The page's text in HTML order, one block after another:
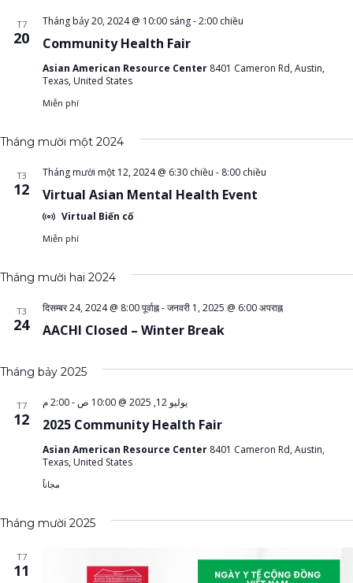
T7
20 Community Health Fair
Tháng bảy 20, 2024 @ 10:00 sáng-2:00 chiều
Asian American Resource Center 8401 Cameron Rd, Austin,
Texas, United States
Miễn phí
Tháng mười một 2024
T3
12 Virtual Asian Mental Health Event
Tháng mười một 12, 2024 @ 6:30 chiều - 8:00 chiều
Virtual Biến cố
Miễn phí
Tháng mười hai 2024
T3
24 AACHI Closed – Winter Break
दिसम्बर 24, 2024 @ 8:00 पूर्वाह्न-जनवरी 1, 2025 @ 6:00 अपराह्न
Tháng bảy 2025
T7
12 2025 Community Health Fair
يوليو 12, 2025 @ 10:00 ص -2:00 م
Asian American Resource Center 8401 Cameron Rd, Austin,
Texas, United States
مجاناً
Tháng mười 2025
T7
11